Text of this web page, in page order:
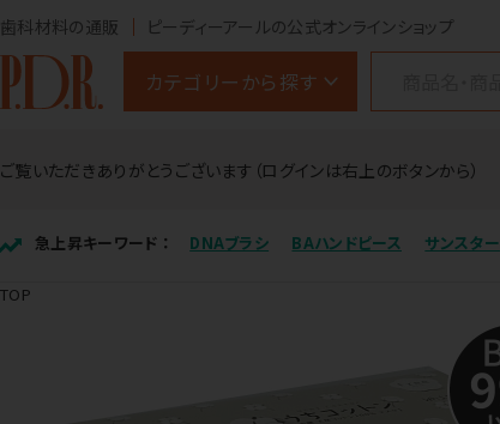
歯科材料の通販 ピーディーアールの公式オンラインショップ
カテゴリーから探す
ご覧いただきありがとうございます（ログインは右上のボタンから）
急上昇キーワード ： DNAブラシ BAハンドピース サンスター
TOP